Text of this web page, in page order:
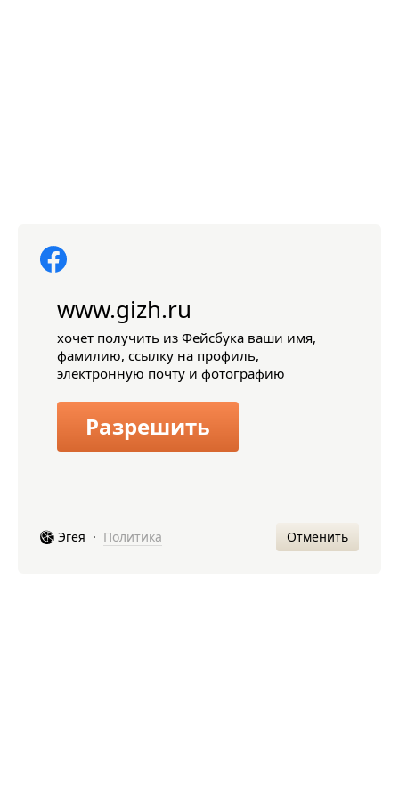
www.gizh.ru
хочет получить из Фейсбука ваши имя,
фамилию, ссылку на профиль,
электронную почту и фотографию
Разрешить
Эгея · Политика Отменить